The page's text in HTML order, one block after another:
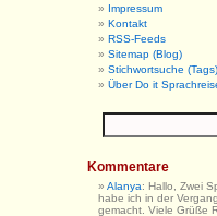
Impressum
Kontakt
RSS-Feeds
Sitemap (Blog)
Stichwortsuche (Tags)
Über Do it
Kommentare
Alanya: Hallo, Zwei
habe ich in der
gemacht. Viele Grüße